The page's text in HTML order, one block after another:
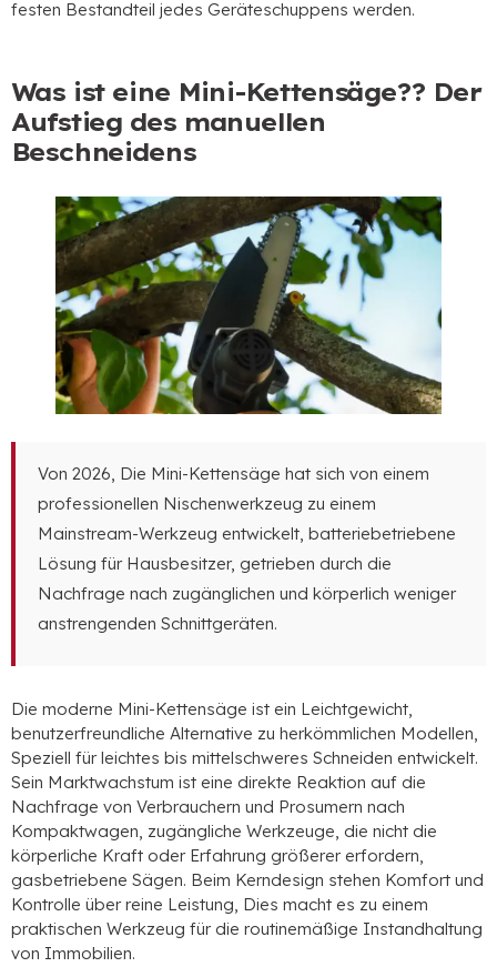
festen Bestandteil jedes Geräteschuppens werden.
Was ist eine Mini-Kettensäge?? Der
Aufstieg des manuellen
Beschneidens
Von 2026, Die Mini-Kettensäge hat sich von einem
professionellen Nischenwerkzeug zu einem
Mainstream-Werkzeug entwickelt, batteriebetriebene
Lösung für Hausbesitzer, getrieben durch die
Nachfrage nach zugänglichen und körperlich weniger
anstrengenden Schnittgeräten.
Die moderne Mini-Kettensäge ist ein Leichtgewicht,
benutzerfreundliche Alternative zu herkömmlichen Modellen,
Speziell für leichtes bis mittelschweres Schneiden entwickelt.
Sein Marktwachstum ist eine direkte Reaktion auf die
Nachfrage von Verbrauchern und Prosumern nach
Kompaktwagen, zugängliche Werkzeuge, die nicht die
körperliche Kraft oder Erfahrung größerer erfordern,
gasbetriebene Sägen. Beim Kerndesign stehen Komfort und
Kontrolle über reine Leistung, Dies macht es zu einem
praktischen Werkzeug für die routinemäßige Instandhaltung
von Immobilien.